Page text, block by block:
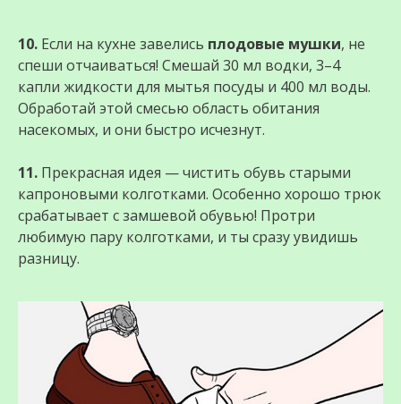
10. Если на кухне завелись плодовые мушки, не
спеши отчаиваться! Смешай 30 мл водки, 3–4
капли жидкости для мытья посуды и 400 мл воды.
Обработай этой смесью область обитания
насекомых, и они быстро исчезнут.
11. Прекрасная идея — чистить обувь старыми
капроновыми колготками. Особенно хорошо трюк
срабатывает с замшевой обувью! Протри
любимую пару колготками, и ты сразу увидишь
разницу.